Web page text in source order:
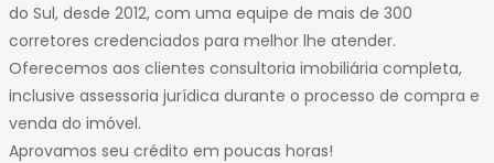
do Sul, desde 2012, com uma equipe de mais de 300
corretores credenciados para melhor lhe atender.
Oferecemos aos clientes consultoria imobiliária completa,
inclusive assessoria jurídica durante o processo de compra e
venda do imóvel.
Aprovamos seu crédito em poucas horas!